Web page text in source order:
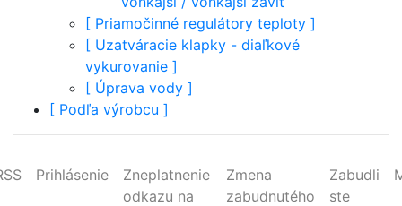
[ Priamočinné regulátory teploty ]
[ Uzatváracie klapky - diaľkové
vykurovanie ]
[ Úprava vody ]
[ Podľa výrobcu ]
Prihlásenie
Zneplatnenie
odkazu na
Zmena
zabudnutého
Zabudli
ste